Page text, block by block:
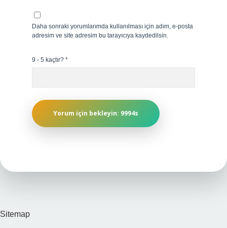
Daha sonraki yorumlarımda kullanılması için adım, e-posta
adresim ve site adresim bu tarayıcıya kaydedilsin.
9 - 5 kaçtır? *
Sitemap